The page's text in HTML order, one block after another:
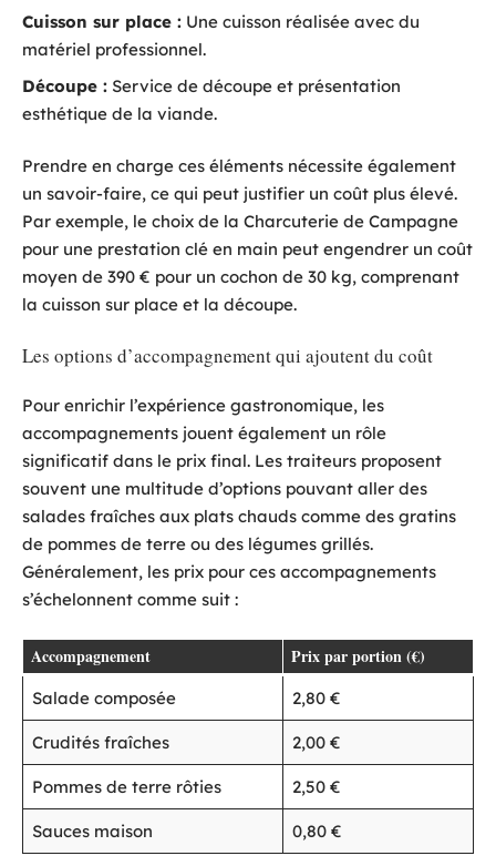
Cuisson sur place : Une cuisson réalisée avec du
matériel professionnel.
Découpe : Service de découpe et présentation
esthétique de la viande.
Prendre en charge ces éléments nécessite également
un savoir-faire, ce qui peut justifier un coût plus élevé.
Par exemple, le choix de la Charcuterie de Campagne
pour une prestation clé en main peut engendrer un coût
moyen de 390 € pour un cochon de 30 kg, comprenant
la cuisson sur place et la découpe.
Les options d’accompagnement qui ajoutent du coût
Pour enrichir l’expérience gastronomique, les
accompagnements jouent également un rôle
significatif dans le prix final. Les traiteurs proposent
souvent une multitude d’options pouvant aller des
salades fraîches aux plats chauds comme des gratins
de pommes de terre ou des légumes grillés.
Généralement, les prix pour ces accompagnements
s’échelonnent comme suit :
Accompagnement Prix par portion (€)
Salade composée 2,80 €
Crudités fraîches 2,00 €
Pommes de terre rôties 2,50 €
Sauces maison 0,80 €